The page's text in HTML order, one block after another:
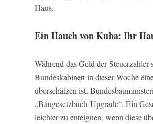
Haus.
Ein Hauch von Kuba: Ihr
Während das Geld der
Bundeskabinett in dieser Woche
überschätzen ist.
„Baugesetzbuch-Upgrade“. Ein
leichter zu enteignen, wenn diese